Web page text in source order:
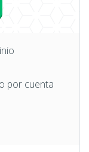
por cuenta